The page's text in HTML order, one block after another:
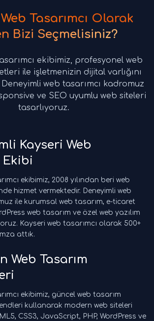
Tasarımcı Olarak
Bizi Seçmelisiniz?
ekibimiz, profesyonel web
ile işletmenizin dijital varlığını
web tasarımcı kadromuz
ve SEO uyumlu web siteleri
tasarlıyoruz.
Kayseri Web
Ekibi
ekibimiz, 2008 yılından beri web
hizmet vermektedir. Deneyimli web
ile kurumsal web tasarım, e-ticaret
web tasarım ve özel web yazılım
Kayseri web tasarımcı olarak 500+
attık.
Web Tasarım
ekibimiz, güncel web tasarım
kullanarak modern web siteleri
CSS3, JavaScript, PHP, WordPress ve